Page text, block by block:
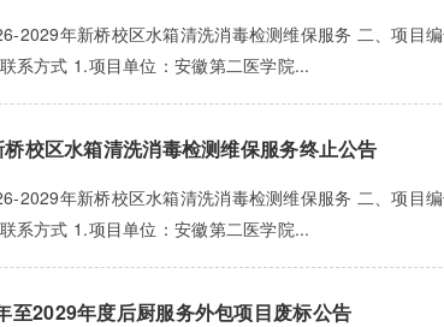
2029年新桥校区水箱清洗消毒检测维保服务 二、项目
方式 1.项目单位：安徽第二医学院...
校区水箱清洗消毒检测维保服务终止公告
2029年新桥校区水箱清洗消毒检测维保服务 二、项目
方式 1.项目单位：安徽第二医学院...
至2029年度后厨服务外包项目废标公告